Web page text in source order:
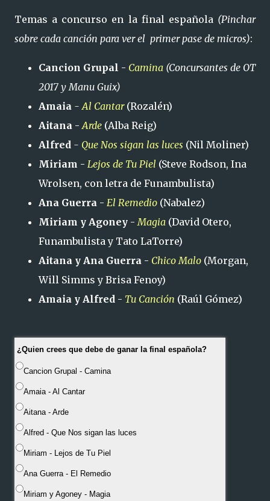
Temas a concurso en la final española (Pinchar
sobre cada canción para ver el primer pase de micros):
Cancion Grupal - Camina (Concursantes de OT
2017 y Manu Guix)
Amaia -Al Cantar (Rozalén)
Aitana -Arde (Alba Reig)
Alfred - Que Nos sigan las luces (Nil Moliner)
Miriam - Lejos de Tu Piel (Steve Rodson, Ina
Wrolsen, con letra de Funambulista)
Ana Guerra - El Remedio (Nabalez)
Miriam y Agoney -Magia (David Otero,
Funambulista y Tato LaTorre)
Aitana y Ana Guerra - Chico Malo (Morgan,
Will Simms y Brisa Fenoy)
Amaia y Alfred - Tu Canción (Raúl Gómez)
¿Quien crees que debe de ganar la final española?
Cancion Grupal - Camina
Amaia - Al Cantar
Aitana - Arde
Alfred - Que Nos sigan las luces
Miriam - Lejos de Tu Piel
Ana Guerra - El Remedio
Miriam y Agoney - Magia